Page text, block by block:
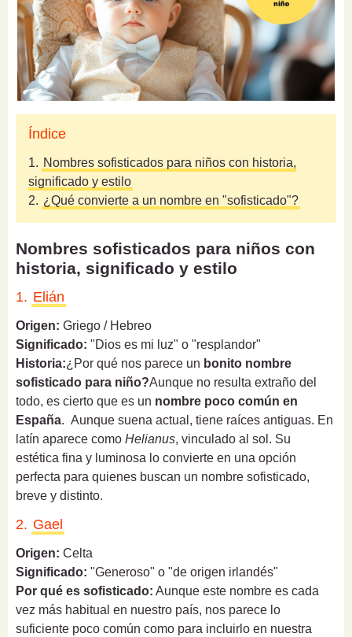
Índice
1. Nombres sofisticados para niños con historia,
significado y estilo
2. ¿Qué convierte a un nombre en "sofisticado"?
Nombres sofisticados para niños con
historia, significado y estilo
1. Elián
Origen: Griego / Hebreo
Significado: "Dios es mi luz" o "resplandor"
Historia:¿Por qué nos parece un bonito nombre
sofisticado para niño?Aunque no resulta extraño del
todo, es cierto que es un nombre poco común en
España. Aunque suena actual, tiene raíces antiguas. En
latín aparece como Helianus, vinculado al sol. Su
estética fina y luminosa lo convierte en una opción
perfecta para quienes buscan un nombre sofisticado,
breve y distinto.
2. Gael
Origen: Celta
Significado: "Generoso" o "de origen irlandés"
Por qué es sofisticado: Aunque este nombre es cada
vez más habitual en nuestro país, nos parece lo
suficiente poco común como para incluirlo en nuestra